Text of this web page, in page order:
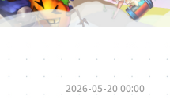
2026-05-20 00:00